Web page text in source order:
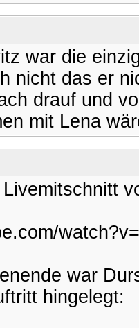
war die
nicht das er
drauf und
mit Lena
war
hingelegt: